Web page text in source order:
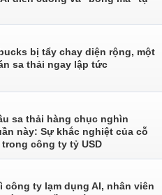
bị tẩy chay diện rộng, một
sa thải ngay lập tức
sa thải hàng chục nghìn
này: Sự khắc nghiệt của cỗ
trong công ty tỷ USD
công ty lạm dụng AI, nhân viên